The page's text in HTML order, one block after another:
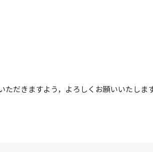
だきますよう，よろしくお願いいたします